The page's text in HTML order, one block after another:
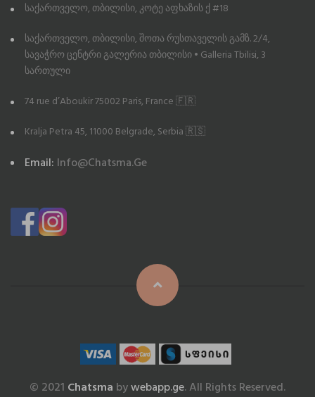
საქართველო, თბილისი, კოტე აფხაზის ქ #18
საქართველო, თბილისი, შოთა რუსთაველის გამზ. 2/4,
სავაჭრო ცენტრი გალერია თბილისი • Galleria Tbilisi, 3
სართული
74 rue d’Aboukir 75002 Paris, France 🇫🇷
Kralja Petra 45, 11000 Belgrade, Serbia 🇷🇸
Email: Info@chatsma.ge
© 2021 Chatsma bywebapp.ge. All Rights Reserved.